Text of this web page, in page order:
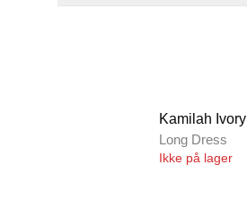
Kamilah Ivory
Long Dress
Ikke på lager